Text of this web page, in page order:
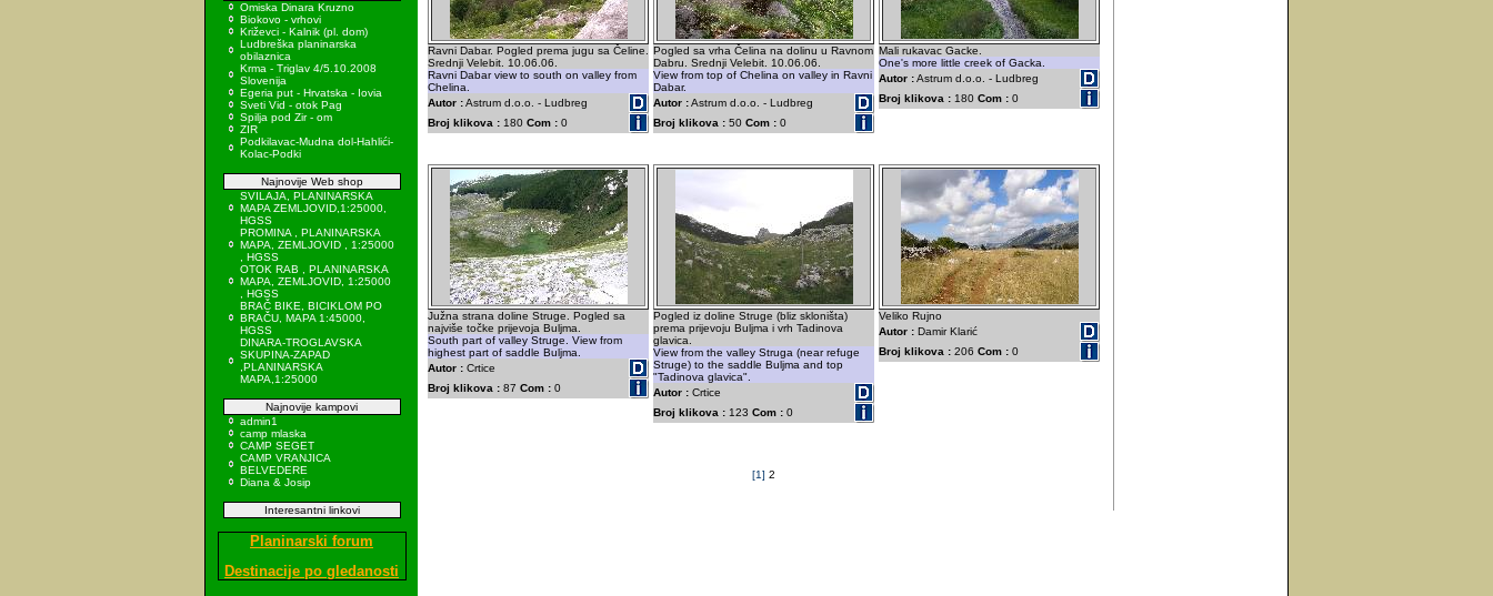
Omiska Dinara Kruzno
Biokovo - vrhovi
Križevci - Kalnik (pl. dom)
Ludbreška planinarska
obilaznica
Krma - Triglav 4/5.10.2008
Slovenija
Egeria put - Hrvatska - Iovia
Sveti Vid - otok Pag
Spilja pod Zir - om
ZIR
Podkilavac-Mudna dol-Hahlići-
Kolac-Podki
Najnovije Web shop
SVILAJA, PLANINARSKA
MAPA ZEMLJOVID,1:25000,
HGSS
PROMINA , PLANINARSKA
MAPA, ZEMLJOVID , 1:25000
, HGSS
OTOK RAB , PLANINARSKA
MAPA, ZEMLJOVID, 1:25000
, HGSS
BRAČ BIKE, BICIKLOM PO
BRAČU, MAPA 1:45000,
HGSS
DINARA-TROGLAVSKA
SKUPINA-ZAPAD
,PLANINARSKA
MAPA,1:25000
Najnovije kampovi
admin1
camp mlaska
CAMP SEGET
CAMP VRANJICA
BELVEDERE
Diana & Josip
Interesantni linkovi
Planinarski forum
Destinacije po gledanosti
Ravni Dabar. Pogled prema jugu sa Čeline.
Srednji Velebit. 10.06.06.
Ravni Dabar view to south on valley from
Chelina.
Autor :Astrum d.o.o. - Ludbreg
Broj klikova : 180 Com : 0
Pogled sa vrha Čelina na dolinu u Ravnom
Dabru. Srednji Velebit. 10.06.06.
View from top of Chelina on valley in Ravni
Dabar.
Autor :Astrum d.o.o. - Ludbreg
Broj klikova : 50 Com : 0
Mali rukavac Gacke.
One's more little creek of Gacka.
Autor :Astrum d.o.o. - Ludbreg
Broj klikova : 180 Com : 0
Južna strana doline Struge. Pogled sa
najviše točke prijevoja Buljma.
South part of valley Struge. View from
highest part of saddle Buljma.
Autor : Crtice
Broj klikova : 87 Com : 0
Pogled iz doline Struge (bliz skloništa)
prema prijevoju Buljma i vrh Tadinova
glavica.
View from the valley Struga (near refuge
Struge) to the saddle Buljma and top
"Tadinova glavica".
Autor : Crtice
Broj klikova : 123 Com : 0
Veliko Rujno
Autor : Damir Klarić
Broj klikova : 206 Com : 0
[1] 2